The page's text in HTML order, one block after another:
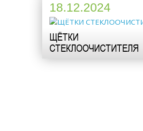
18.12.2024
ЩЁТКИ
СТЕКЛООЧИСТИТЕЛЯ